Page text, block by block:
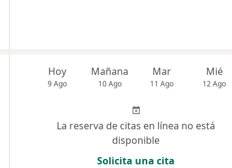
Hoy
9 Ago
Mañana
10 Ago
Mar
11 Ago
Mié
12 Ago
La reserva de citas en línea no está
disponible
Solicita una cita